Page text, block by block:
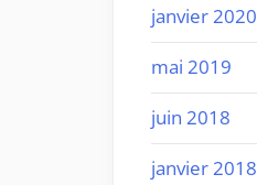
janvier 2020
mai 2019
juin 2018
janvier 2018